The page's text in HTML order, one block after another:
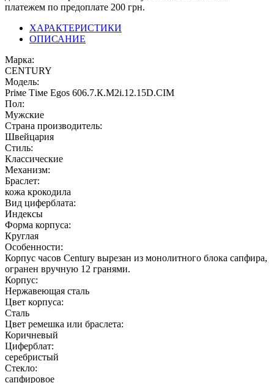
платежем по предоплате 200 грн.
ХАРАКТЕРИСТИКИ
ОПИСАНИЕ
Марка:
CENTURY
Модель:
Рriме Тiме Еgоs 606.7.К.М2i.12.15D.СIМ
Пол:
Мужские
Страна производитель:
Швейцария
Стиль:
Классические
Механизм:
Браслет:
кожа крокодила
Вид циферблата:
Индексы
Форма корпуса:
Круглая
Особенности:
Корпус часов Century вырезан из монолитного блока сапфира,
огранен вручную 12 гранями.
Корпус:
Нержавеющая cталь
Цвет корпуса:
Сталь
Цвет ремешка или браслета:
Коричневый
Циферблат:
серебристый
Стекло:
сапфировое